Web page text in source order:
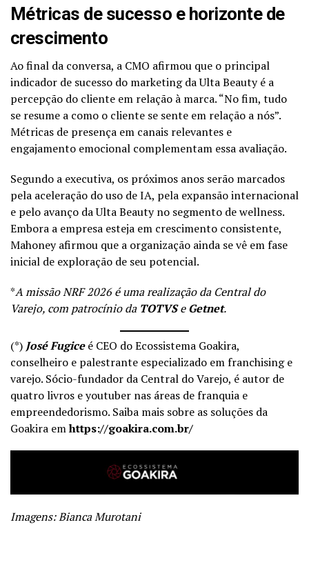
Métricas de sucesso e horizonte de
crescimento
Ao final da conversa, a CMO afirmou que o principal
indicador de sucesso do marketing da Ulta Beauty é a
percepção do cliente em relação à marca. “No fim, tudo
se resume a como o cliente se sente em relação a nós”.
Métricas de presença em canais relevantes e
engajamento emocional complementam essa avaliação.
Segundo a executiva, os próximos anos serão marcados
pela aceleração do uso de IA, pela expansão internacional
e pelo avanço da Ulta Beauty no segmento de wellness.
Embora a empresa esteja em crescimento consistente,
Mahoney afirmou que a organização ainda se vê em fase
inicial de exploração de seu potencial.
*A missão NRF 2026 é uma realização da Central do
Varejo, com patrocínio da TOTVSeGetnet.
(*) José Fugiceé CEO do Ecossistema Goakira,
conselheiro e palestrante especializado em franchising e
varejo. Sócio-fundador da Central do Varejo, é autor de
quatro livros e youtuber nas áreas de franquia e
empreendedorismo. Saiba mais sobre as soluções da
Goakira emhttps://goakira.com.br/
Imagens: Bianca Murotani